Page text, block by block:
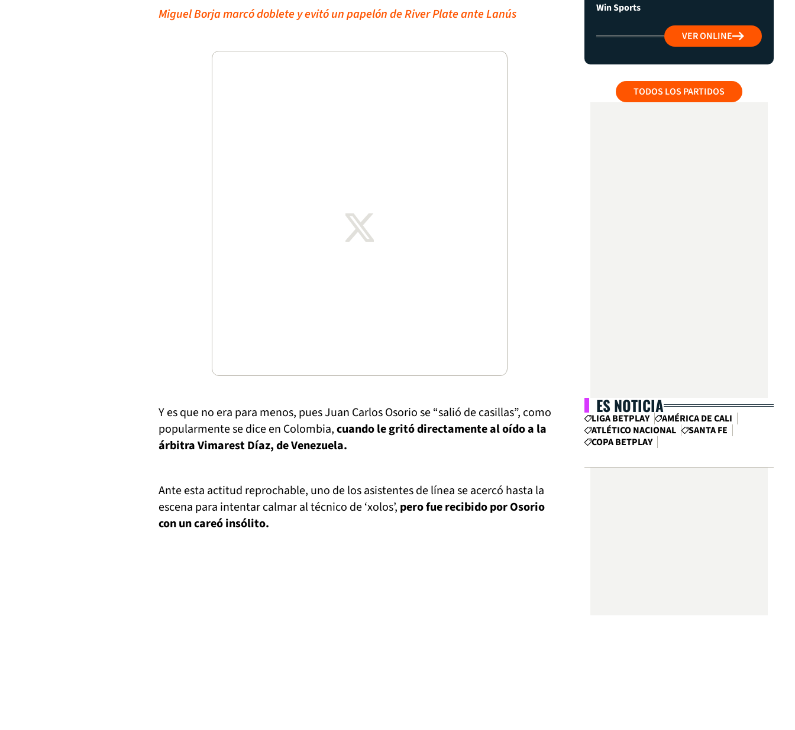
Miguel Borja marcó doblete y evitó un papelón de River Plate ante Lanús
Y es que no era para menos, pues Juan Carlos Osorio se “salió de casillas”, como
popularmente se dice en Colombia,cuando le gritó directamente al oído a la
árbitra Vimarest Díaz, de Venezuela.
Ante esta actitud reprochable, uno de los asistentes de línea se acercó hasta la
escena para intentar calmar al técnico de ‘xolos’, pero fue recibido por Osorio
con un careó insólito.
Win Sports
VER ONLINE
TODOS LOS PARTIDOS
ES NOTICIA
LIGA BETPLAY
AMÉRICA DE CALI
ATLÉTICO NACIONAL
SANTA FE
COPA BETPLAY